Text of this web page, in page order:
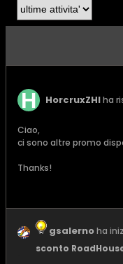
HorcruxZHIha
Ciao,
ci sono altre promo
Thanks!
gsalernoha
sconto